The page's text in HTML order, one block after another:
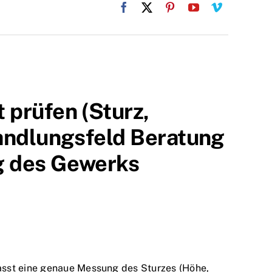
prüfen (Sturz,
Beratung
Gewerks
eine genaue Messung des Sturzes (Höhe,